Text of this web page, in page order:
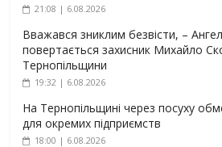
21:08 | 6.08.2026
Вважався зниклим безвісти, –
повертається захисник Михайло
Тернопільщини
19:32 | 6.08.2026
На Тернопільщині через посуху
для окремих підприємств
18:00 | 6.08.2026